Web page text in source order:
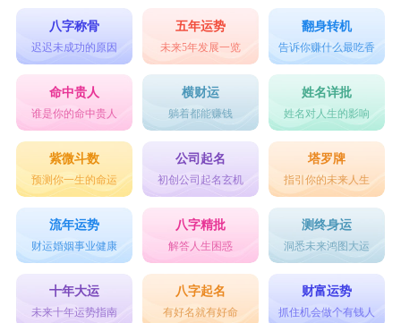
八字称骨
迟迟未成功的原因
五年运势
未来5年发展一览
翻身转机
告诉你赚什么最吃香
命中贵人
谁是你的命中贵人
横财运
躺着都能赚钱
姓名详批
姓名对人生的影响
紫微斗数
预测你一生的命运
公司起名
初创公司起名玄机
塔罗牌
指引你的未来人生
流年运势
财运婚姻事业健康
八字精批
解答人生困惑
测终身运
洞悉未来鸿图大运
十年大运
未来十年运势指南
八字起名
有好名就有好命
财富运势
抓住机会做个有钱人